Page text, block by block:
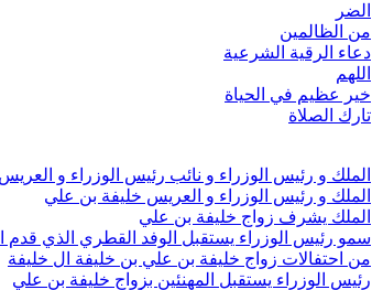
الضر
من الظالمين
دعاء الرقية الشرعية
اللهم
خير عظيم في الحياة
تارك الصلاة
الملك و رئيس الوزراء و نائب رئيس الوزراء و
الملك و رئيس الوزراء و العريس خليفة بن علي
الملك يشرف زواج خليفة بن علي
سمو رئيس الوزراء يستقبل الوفد القطري الذي قدم
من احتفالات زواج خليفة بن علي بن خليفة ال خليفة
رئيس الوزراء يستقبل المهنئين بزواج خليفة بن علي